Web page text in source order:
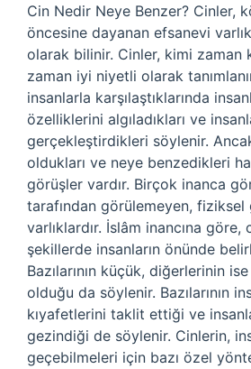
Cin Nedir Neye Benzer? Cinler,
öncesine dayanan efsanevi
olarak bilinir. Cinler, kimi zaman
zaman iyi niyetli olarak
insanlarla karşılaştıklarında
özelliklerini algıladıkları ve
gerçekleştirdikleri söylenir.
oldukları ve neye benzedikleri
görüşler vardır. Birçok inanca
tarafından görülemeyen, fiziksel
varlıklardır. İslâm inancına
şekillerde insanların önünde
Bazılarının küçük, diğerlerinin
olduğu da söylenir. Bazılarının
kıyafetlerini taklit ettiği ve
gezindiği de söylenir. Cinlerin,
geçebilmeleri için bazı özel